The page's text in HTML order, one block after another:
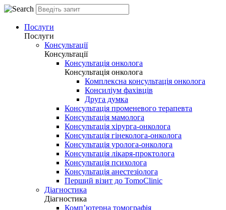
Послуги
Послуги
Консультації
Консультації
Консультація онколога
Консультація онколога
Комплексна консультація онколога
Консиліум фахівців
Друга думка
Консультація променевого терапевта
Консультація мамолога
Консультація хірурга-онколога
Консультація гінеколога-онколога
Консультація уролога-онколога
Консультація лікаря-проктолога
Консультація психолога
Консультація анестезіолога
Перший візит до TomoClinic
Діагностика
Діагностика
Комп’ютерна томографія